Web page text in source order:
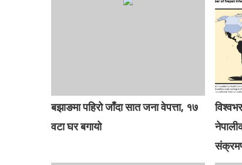
बझाङमा पहिरो जाँदा सात जना वेपत्ता, १७
वटा घर बगायो